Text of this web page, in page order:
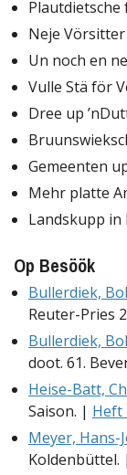
Neje
Un noch en
Vulle Stä för
Dree up
Gemeenten
Mehr platte
Landskupp
Op Besöök
Bullerdiek,
Reuter-Pries
Bullerdiek,
doot. 61.
Heise-Batt,
Saison. | Heft
Meyer, Hans-
Koldenbüttel.